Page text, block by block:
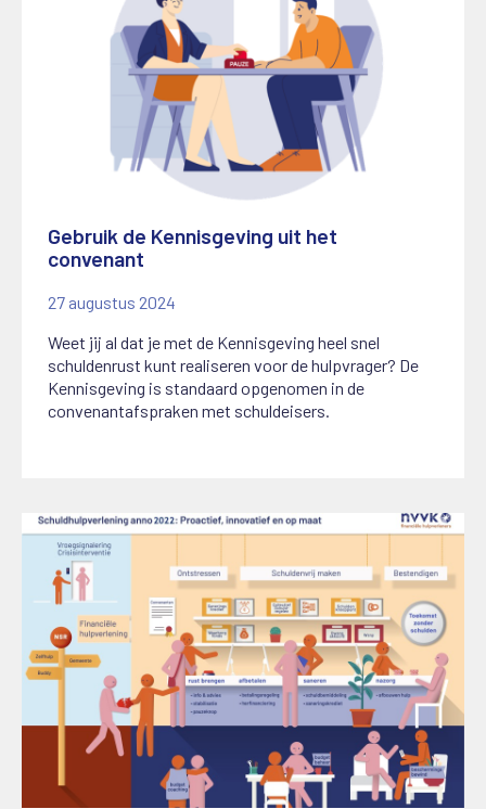
Gebruik de Kennisgeving uit het
convenant
27 augustus 2024
Weet jij al dat je met de Kennisgeving heel snel
schuldenrust kunt realiseren voor de hulpvrager? De
Kennisgeving is standaard opgenomen in de
convenantafspraken met schuldeisers.